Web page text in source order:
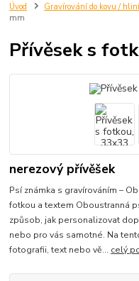
Úvod Gravírování do kovu /
mm
Přívěsek s
nerezový přívěšek
Psí známka s gravírováním –
fotkou a textem Oboustranná
způsob, jak personalizovat
nebo pro vás samotné. Na
fotografii, text nebo vě... celý